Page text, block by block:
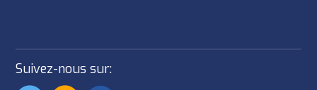
Suivez-nous sur: